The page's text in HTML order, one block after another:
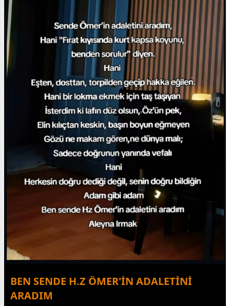
BEN SENDE H.Z ÖMER'İN ADALETİNİ
ARADIM